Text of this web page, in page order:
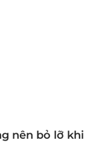
nên bỏ lỡ khi